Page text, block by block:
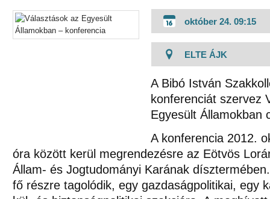
október 24. 09:15
ELTE ÁJK
A Bibó István
konferenciát szervez
Egyesült Államokban
A konferencia 2012.
óra között kerül megrendezésre az Eötvös
Állam- és Jogtudományi Karának
fő részre tagolódik, egy gazdaságpolitikai, egy